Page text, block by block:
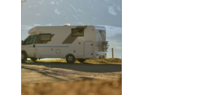
behöver golvet vara mer
än bara en slityta. Golvet
ska tåla tung trafi...